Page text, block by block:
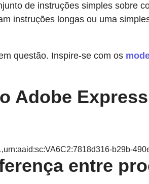
de instruções simples sobre
instruções longas ou uma
questão. Inspire-se com os
Adobe
b29b-
entre